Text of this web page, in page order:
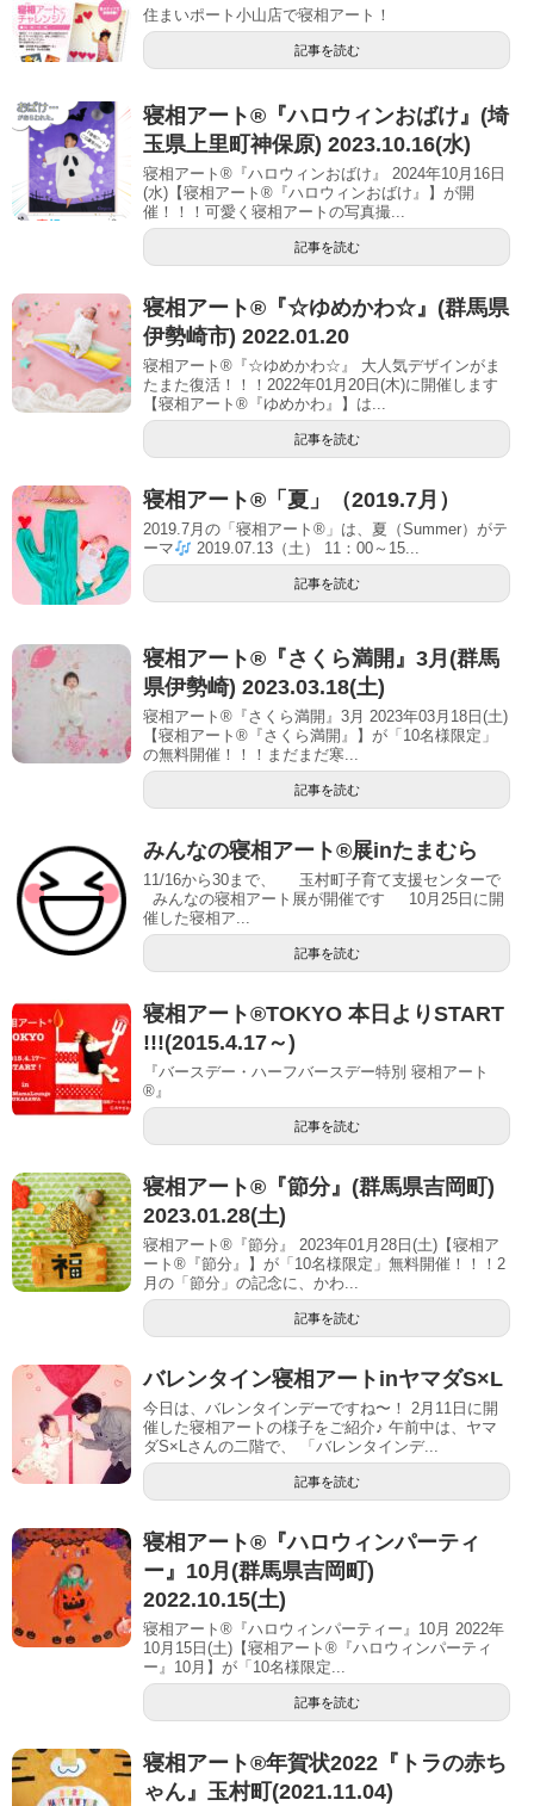
住まいポート小山店で寝相アート！
記事を読む
寝相アート®︎『ハロウィンおばけ』(埼
玉県上里町神保原) 2023.10.16(水)
寝相アート®『ハロウィンおばけ』 2024年10月16日
(水)【寝相アート®︎『ハロウィンおばけ』】が開
催！！！可愛く寝相アートの写真撮...
記事を読む
寝相アート®︎『☆ゆめかわ☆』(群馬県
伊勢崎市) 2022.01.20
寝相アート®『☆ゆめかわ☆』 大人気デザインがま
たまた復活！！！2022年01月20日(木)に開催します
【寝相アート®︎『ゆめかわ』】は...
記事を読む
寝相アート®「夏」（2019.7月）
2019.7月の「寝相アート®」は、夏（Summer）がテ
ーマ
2019.07.13（土） 11：00～15...
記事を読む
寝相アート®︎『さくら満開』3月(群馬
県伊勢崎) 2023.03.18(土)
寝相アート®『さくら満開』3月 2023年03月18日(土)
【寝相アート®︎『さくら満開』】が「10名様限定」
の無料開催！！！まだまだ寒...
記事を読む
みんなの寝相アート®展inたまむら
11/16から30まで、 玉村町子育て支援センターで
みんなの寝相アート展が開催です 10月25日に開
催した寝相ア...
記事を読む
寝相アート®TOKYO 本日よりSTART
!!!(2015.4.17～)
『バースデー・ハーフバースデー特別 寝相アート
®』
記事を読む
寝相アート®︎『節分』(群馬県吉岡町)
2023.01.28(土)
寝相アート®『節分』 2023年01月28日(土)【寝相ア
ート®︎『節分』】が「10名様限定」無料開催！！！2
月の「節分」の記念に、かわ...
記事を読む
バレンタイン寝相アートinヤマダS×L
今日は、バレンタインデーですね〜！ 2月11日に開
催した寝相アートの様子をご紹介♪ 午前中は、ヤマ
ダS×Lさんの二階で、 「バレンタインデ...
記事を読む
寝相アート®︎『ハロウィンパーティ
ー』10月(群馬県吉岡町)
2022.10.15(土)
寝相アート®『ハロウィンパーティー』10月 2022年
10月15日(土)【寝相アート®︎『ハロウィンパーティ
ー』10月】が「10名様限定...
記事を読む
寝相アート®︎年賀状2022『トラの赤ち
ゃん』玉村町(2021.11.04)